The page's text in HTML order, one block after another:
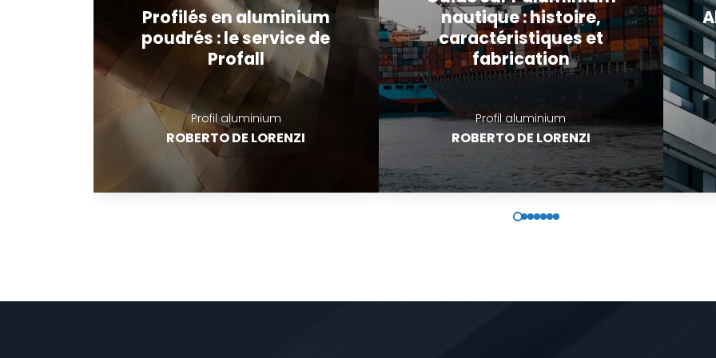
Aluminium vert : la clé
d’un avenir durable
Profilés aluminium
ROBERTO DE LORENZI
Aluminium anodisé :
qu’est-ce que c’est et
quels sont ses avantages
Profilés aluminium
ROBERTO DE LORENZI